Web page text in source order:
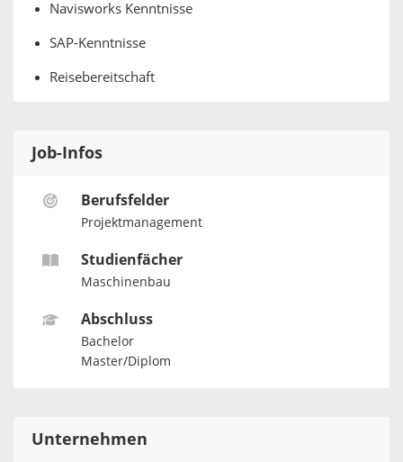
Navisworks Kenntnisse
SAP-Kenntnisse
Reisebereitschaft
Job-Infos
Berufsfelder
Projektmanagement
Studienfächer
Maschinenbau
Abschluss
Bachelor
Master/Diplom
Unternehmen